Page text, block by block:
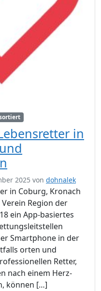
in
2025 von dohnalek
in Coburg, Kronach
Region der
ein App-basiertes
Smartphone in der
orten und
Retter,
nach einem Herz-
können […]